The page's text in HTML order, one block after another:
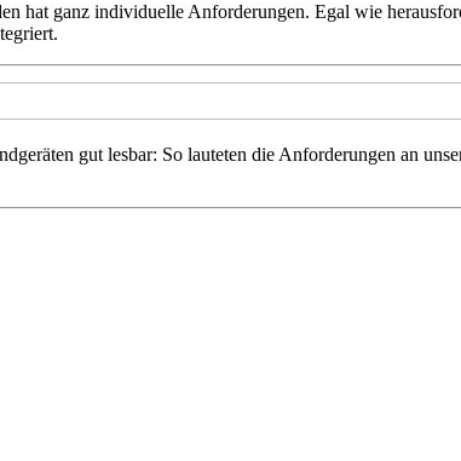
hat ganz individuelle Anforderungen. Egal wie
gut lesbar: So lauteten die Anforderungen an